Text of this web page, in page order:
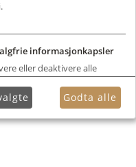
informasjonkapsler
eller deaktivere alle
Godta alle